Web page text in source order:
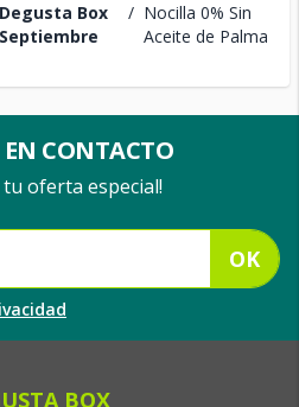
Degusta Box
Septiembre
/ Nocilla 0% Sin
Aceite de Palma
CONTACTO
oferta especial!
OK
BOX